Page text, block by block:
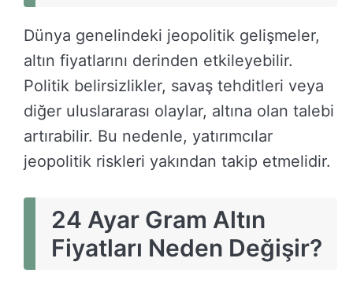
Dünya genelindeki jeopolitik gelişmeler,
altın fiyatlarını derinden etkileyebilir.
Politik belirsizlikler, savaş tehditleri veya
diğer uluslararası olaylar, altına olan talebi
artırabilir. Bu nedenle, yatırımcılar
jeopolitik riskleri yakından takip etmelidir.
24 Ayar Gram Altın
Fiyatları Neden Değişir?